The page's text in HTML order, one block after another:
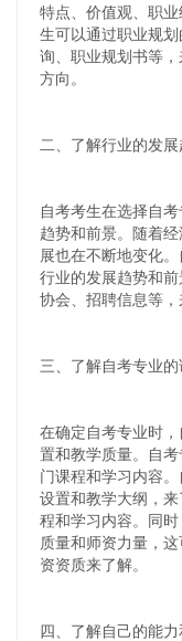
特点、价值观、职
生可以通过职业规
询、职业规划书等
方向。
二、了解行业的发
自考考生在选择自
趋势和前景。随着
展也在不断地变化
行业的发展趋势和
协会、招聘信息等，
三、了解自考专业
在确定自考专业时
置和教学质量。自
门课程和学习内容
设置和教学大纲，
程和学习内容。同
质量和师资力量，
资资质来了解。
四、了解自己的能力